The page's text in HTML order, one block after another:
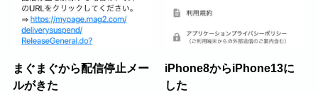
まぐまぐから配信停止メー
ルがきた
iPhone8からiPhone13に
した